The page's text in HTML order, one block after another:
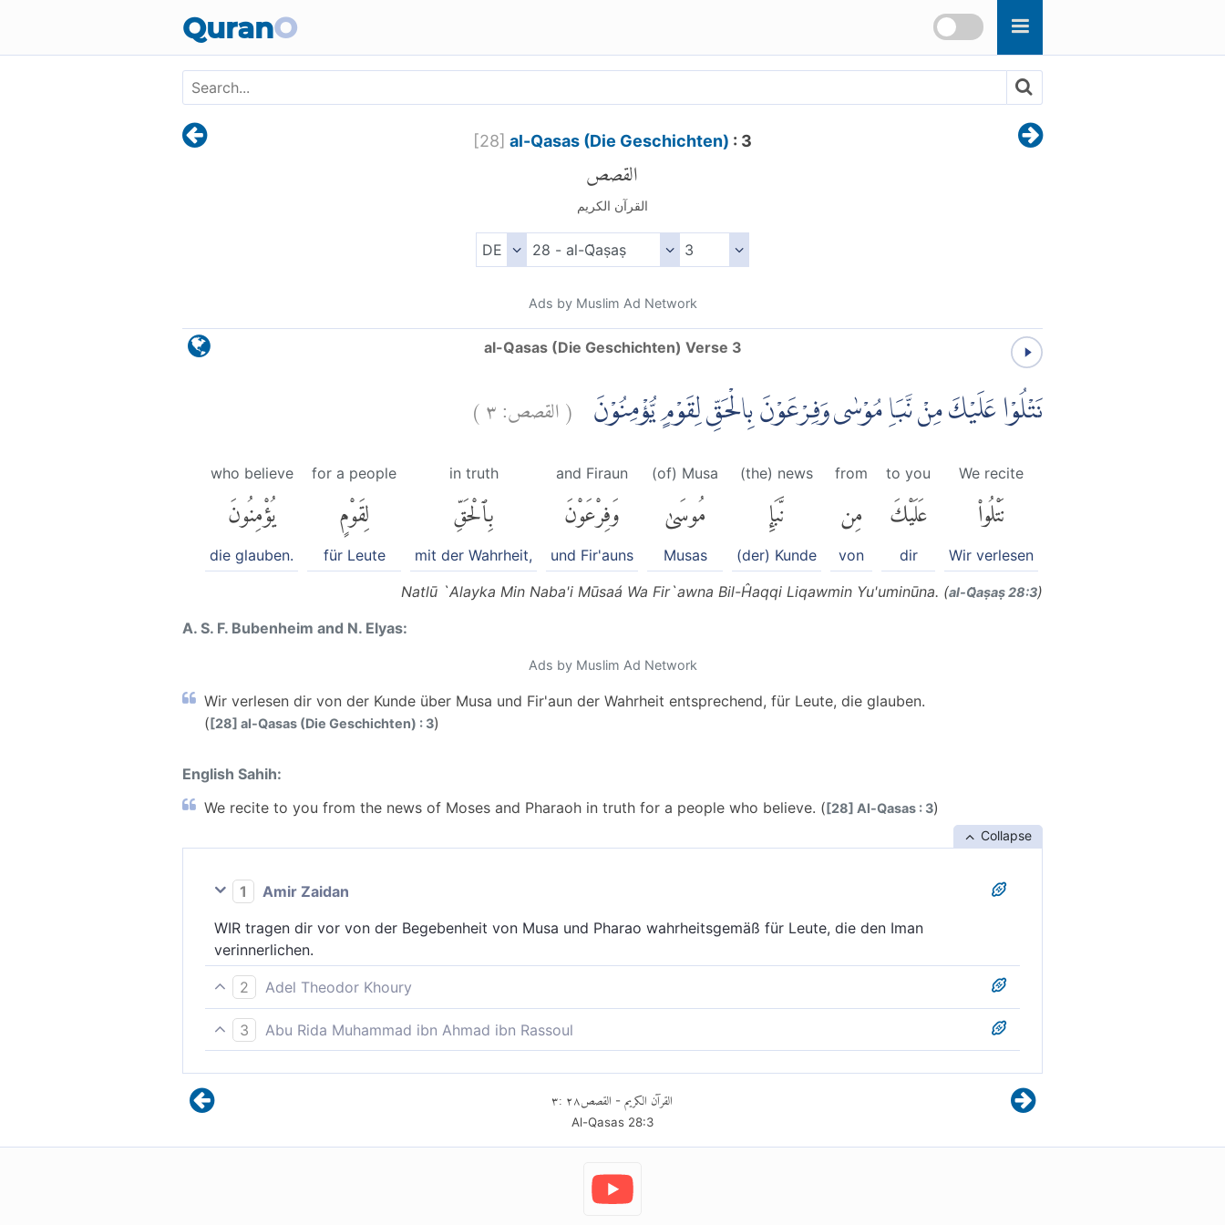
QuranO
[28] al-Qasas (Die Geschichten) : 3
القصص
القرآن الكريم
Ads by Muslim Ad Network
al-Qasas (Die Geschichten) Verse 3
نَتْلُوْا عَلَيْكَ مِنْ نَّبَاِ مُوْسٰى وَفِرْعَوْنَ بِالْحَقِّ لِقَوْمٍ يُّؤْمِنُوْنَ (القصص:٣)
We recite
نَتْلُوا۟
Wir verlesen
to you
عَلَيْكَ
dir
from
مِن
von
(the) news
نَّبَإِ
(der) Kunde
(of) Musa
مُوسَىٰ
Musas
and Firaun
وَفِرْعَوْنَ
und Fir'auns
in truth
بِٱلْحَقِّ
mit der Wahrheit,
for a people
لِقَوْمٍ
für Leute
who believe
يُؤْمِنُونَ
die glauben.
Natlū `Alayka Min Naba'i Mūsaá Wa Fir`awna Bil-Ĥaqqi Liqawmin Yu'uminūna. (al-Q̈aṣaṣ 28:3)
A. S. F. Bubenheim and N. Elyas:
Ads by Muslim Ad Network
Wir verlesen dir von der Kunde über Musa und Fir'aun der Wahrheit entsprechend, für Leute, die glauben.
([28] al-Qasas (Die Geschichten) : 3)
English Sahih:
We recite to you from the news of Moses and Pharaoh in truth for a people who believe. ([28] Al-Qasas : 3)
Collapse
1
Amir Zaidan
WIR tragen dir vor von der Begebenheit von Musa und Pharao wahrheitsgemäß für Leute, die den Iman
verinnerlichen.
2
Adel Theodor Khoury
Wir verlesen dir aus dem Bericht über Mose und Pharao der Wahrheit entsprechend, für Leute, die glauben.
3
Abu Rida Muhammad ibn Ahmad ibn Rassoul
القرآن الكريم - القصص٢٨:٣
Al-Qasas28:3